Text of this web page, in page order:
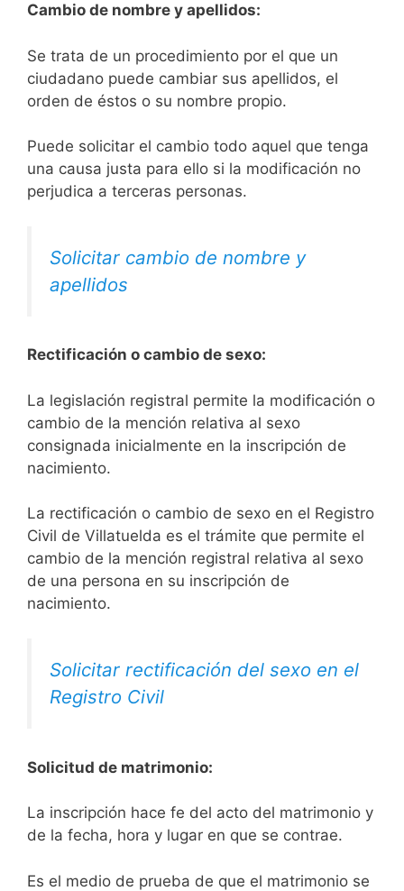
Cambio de nombre y apellidos:
Se trata de un procedimiento por el que un
ciudadano puede cambiar sus apellidos, el
orden de éstos o su nombre propio.
Puede solicitar el cambio todo aquel que tenga
una causa justa para ello si la modificación no
perjudica a terceras personas.
Solicitar cambio de nombre y
apellidos
Rectificación o cambio de sexo:
La legislación registral permite la modificación o
cambio de la mención relativa al sexo
consignada inicialmente en la inscripción de
nacimiento.
La rectificación o cambio de sexo en el Registro
Civil de Villatuelda es el trámite que permite el
cambio de la mención registral relativa al sexo
de una persona en su inscripción de
nacimiento.
Solicitar rectificación del sexo en el
Registro Civil
Solicitud de matrimonio:
La inscripción hace fe del acto del matrimonio y
de la fecha, hora y lugar en que se contrae.
Es el medio de prueba de que el matrimonio se